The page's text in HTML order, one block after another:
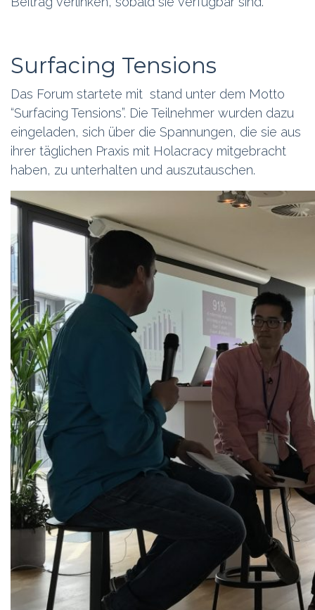
Surfacing Tensions
Das Forum startete mit stand unter dem Motto
“Surfacing Tensions”. Die Teilnehmer wurden dazu
eingeladen, sich über die Spannungen, die sie aus
ihrer täglichen Praxis mit Holacracy mitgebracht
haben, zu unterhalten und auszutauschen.